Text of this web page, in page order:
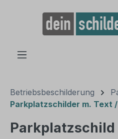
springen
Betriebsbeschilderung
Parkplatzschilder m. Text
Parkplatzschild